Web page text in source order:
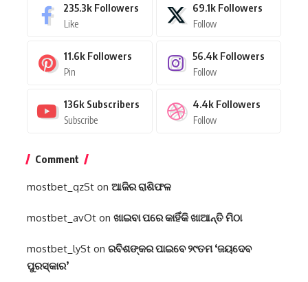
235.3k Followers
Like
69.1k Followers
Follow
11.6k Followers
Pin
56.4k Followers
Follow
136k Subscribers
Subscribe
4.4k Followers
Follow
Comment
mostbet_qzSt on ଆଜିର ରାଶିଫଳ
mostbet_avOt on ଖାଇବା ପରେ କାହିଁକି ଖାଆନ୍ତି ମିଠା
mostbet_lySt on ରବିଶଙ୍କର ପାଇବେ ୨୯ତମ ‘ଜୟଦେବ
ପୁରସ୍କାର’